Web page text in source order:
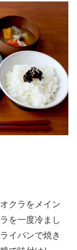
クラをメイン
を一度冷まし
イパンで焼き